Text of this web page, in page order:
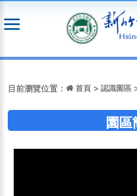
到
目前瀏覽位置： 首頁 >認識園區
園區